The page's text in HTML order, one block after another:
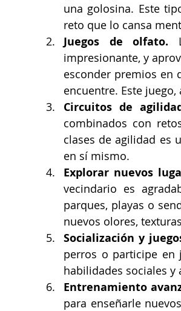
una golosina. Este
reto que lo cansa
Juegos de olfato.
impresionante, y
esconder premios en
encuentre. Este
Circuitos de
combinados con
clases de agilidad es
en sí mismo.
Explorar nuevos
vecindario es
parques, playas o
nuevos olores,
Socialización y
perros o participe en
habilidades sociales
Entrenamiento
para enseñarle